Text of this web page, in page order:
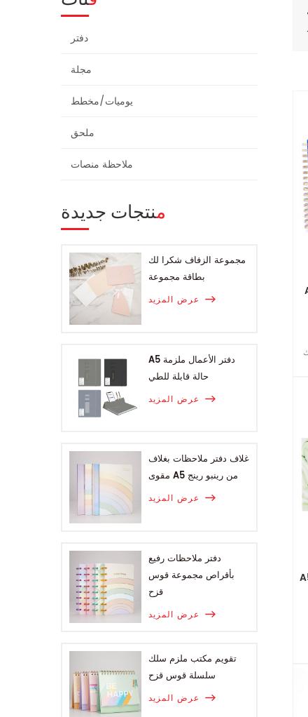
دفتر
مجلة
يوميات/مخطط
ملحق
ملاحظة منصات
منتجات جديدة
مجموعة الزفاف شكرا لك
بطاقة مجموعة
عرض المزيد
A5 دفتر الأعمال ملزمة
حالة قابلة للطي
عرض المزيد
غلاف دفتر ملاحظات بغلاف
مقوى A5 من رينبو رينج
عرض المزيد
دفتر ملاحظات رفيع
بأقراص مجموعة قوس
قزح
عرض المزيد
تقويم مكتب ملزم سلك
سلسلة قوس قزح
عرض المزيد